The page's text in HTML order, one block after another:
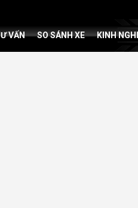
VẤN SO SÁNH XE KINH